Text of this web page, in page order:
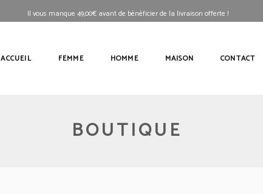
Il vous manque 49,00€avant de bénéficier de la livraison offerte !
ACCUEIL FEMME HOMME MAISON CONTACT
BOUTIQUE